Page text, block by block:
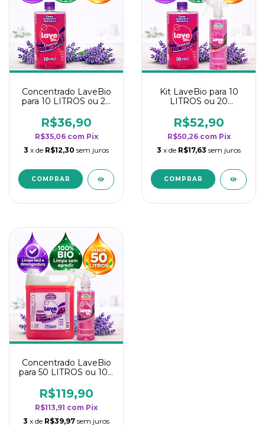
Concentrado LaveBio
para 10 LITROS ou 20
rendimento da
categoria - Lavanda
R$36,90
R$35,06 com Pix
3 x de R$12,30 sem juros
Kit LaveBio para 10
LITROS ou 20
rendimento da
categoria - Lavanda
R$52,90
R$50,26 com Pix
3 x de R$17,63 sem juros
Concentrado LaveBio
para 50 LITROS ou 100
rendimento da
categoria - Lavanda
R$119,90
R$113,91 com Pix
3 x de R$39,97 sem juros